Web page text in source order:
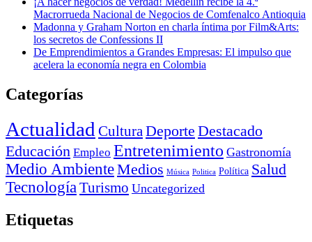
Macrorrueda Nacional de Negocios de Comfenalco Antioquia
Madonna y Graham Norton en charla íntima por Film&Arts:
los secretos de Confessions II
De Emprendimientos a Grandes Empresas: El impulso que
acelera la economía negra en Colombia
Categorías
Actualidad Cultura Deporte Destacado
Educación Empleo Entretenimiento Gastronomía
Medio AmbienteMedios Música Politica Política Salud
Tecnología Turismo Uncategorized
Etiquetas